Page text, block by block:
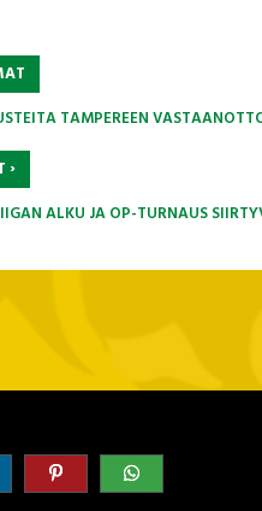
TAMPEREEN
›
ALKU JA OP-TURNAUS